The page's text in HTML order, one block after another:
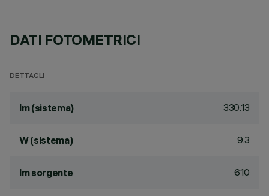
DATI FOTOMETRICI
DETTAGLI
lm (sistema) 330.13
W (sistema) 9.3
lm sorgente 610